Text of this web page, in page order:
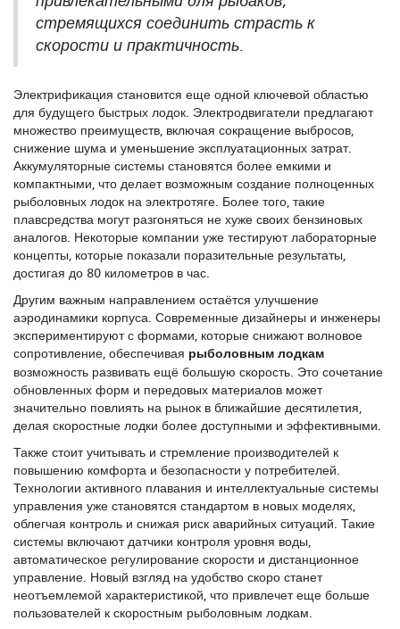
стремящихся соединить страсть к
скорости и практичность.
Электрификация становится еще одной ключевой областью
для будущего быстрых лодок. Электродвигатели предлагают
множество преимуществ, включая сокращение выбросов,
снижение шума и уменьшение эксплуатационных затрат.
Аккумуляторные системы становятся более емкими и
компактными, что делает возможным создание полноценных
рыболовных лодок на электротяге. Более того, такие
плавсредства могут разгоняться не хуже своих бензиновых
аналогов. Некоторые компании уже тестируют лабораторные
концепты, которые показали поразительные результаты,
достигая до 80 километров в час.
Другим важным направлением остаётся улучшение
аэродинамики корпуса. Современные дизайнеры и инженеры
экспериментируют с формами, которые снижают волновое
сопротивление, обеспечивая рыболовным лодкам
возможность развивать ещё большую скорость. Это сочетание
обновленных форм и передовых материалов может
значительно повлиять на рынок в ближайшие десятилетия,
делая скоростные лодки более доступными и эффективными.
Также стоит учитывать и стремление производителей к
повышению комфорта и безопасности у потребителей.
Технологии активного плавания и интеллектуальные системы
управления уже становятся стандартом в новых моделях,
облегчая контроль и снижая риск аварийных ситуаций. Такие
системы включают датчики контроля уровня воды,
автоматическое регулирование скорости и дистанционное
управление. Новый взгляд на удобство скоро станет
неотъемлемой характеристикой, что привлечет еще больше
пользователей к скоростным рыболовным лодкам.